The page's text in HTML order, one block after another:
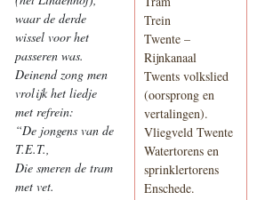
waar de derde
wissel voor het
passeren was.
Deinend zong men
vrolijk het liedje
met refrein:
“De jongens van de
T.E.T.,
Die smeren de tram
met vet.
Trein
Twente –
Rijnkanaal
Twents volkslied
(oorsprong en
vertalingen).
Vliegveld Twente
Watertorens en
sprinklertorens
Enschede.